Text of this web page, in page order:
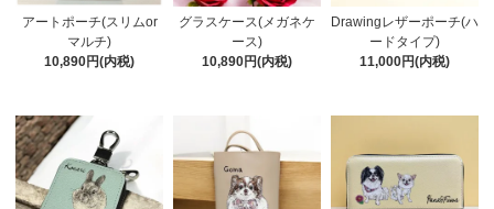
アートポーチ(スリムor
マルチ)
10,890円(内税)
グラスケース(メガネケ
ース)
10,890円(内税)
Drawingレザーポーチ(ハ
ードタイプ)
11,000円(内税)